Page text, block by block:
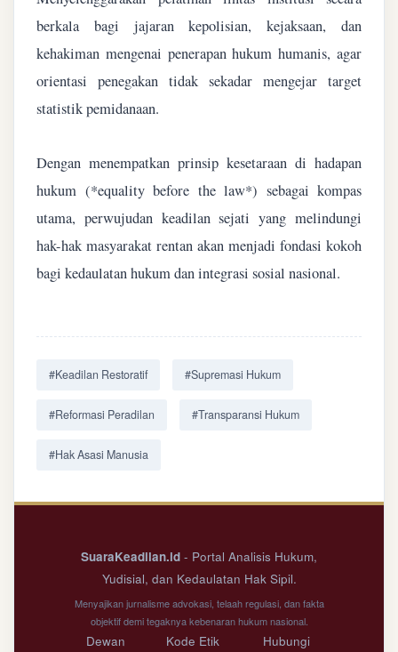
berkala bagi jajaran kepolisian, kejaksaan, dan
kehakiman mengenai penerapan hukum humanis, agar
orientasi penegakan tidak sekadar mengejar target
statistik pemidanaan.
Dengan menempatkan prinsip kesetaraan di hadapan
hukum (*equality before the law*) sebagai kompas
utama, perwujudan keadilan sejati yang melindungi
hak-hak masyarakat rentan akan menjadi fondasi kokoh
bagi kedaulatan hukum dan integrasi sosial nasional.
#Keadilan Restoratif #Supremasi Hukum
#Reformasi Peradilan #Transparansi Hukum
#Hak Asasi Manusia
SuaraKeadilan.id - Portal Analisis Hukum,
Yudisial, dan Kedaulatan Hak Sipil.
Menyajikan jurnalisme advokasi, telaah regulasi, dan fakta
objektif demi tegaknya kebenaran hukum nasional.
Dewan Kode Etik Hubungi